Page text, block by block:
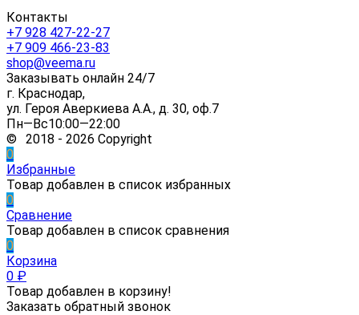
Контакты
+7 928 427-22-27
+7 909 466-23-83
shop@veema.ru
Заказывать онлайн 24/7
г. Краснодар,
ул. Героя Аверкиева А.А., д. 30, оф.7
Пн—Вс10:00—22:00
© 2018 - 2026 Copyright
0
Избранные
Товар добавлен в список избранных
0
Сравнение
Товар добавлен в список сравнения
0
Корзина
0 ₽
Товар добавлен в корзину!
Заказать обратный звонок